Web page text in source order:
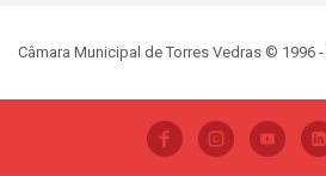
Câmara Municipal de Torres Vedras © 1996 -